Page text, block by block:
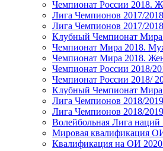
Чемпионат России 2018.
Лига Чемпионов 2017/2018
Лига Чемпионов 2017/
Клубный Чемпионат Мира
Чемпионат Мира 2018.
Чемпионат Мира 2018.
Чемпионат России 2018/
Чемпионат России 2018/
Клубный Чемпионат Мира
Лига Чемпионов 2018/2019
Лига Чемпионов 2018/
Волейбольная Лига
Мировая квалификация
Квалификация на ОИ